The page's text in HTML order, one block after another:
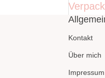
Kontakt
Über mich
Impressum